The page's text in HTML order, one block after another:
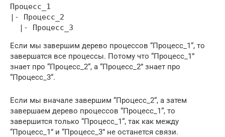
Процесс_1
|- Процесс_2
  |- Процесс_3
Если мы завершим дерево процессов “Процесс_1“, то
завершатся все процессы. Потому что “Процесс_1”
знает про “Процесс_2“, а “Процесс_2” знает про
“Процесс_3“.
Если мы вначале завершим “Процесс_2“, а затем
завершаем дерево процессов “Процесс_1“, то
завершится только “Процесс_1“, так как между
“Процесс_1” и “Процесс_3” не останется связи.